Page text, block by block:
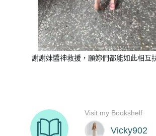
謝謝妹醬神救援，願妳們都能如此相互